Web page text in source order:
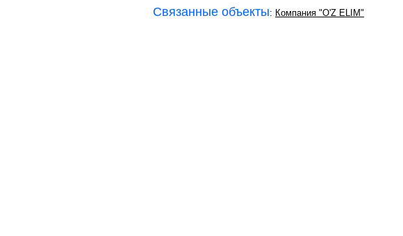
Связанные объекты: Компания "O'Z ELIM"